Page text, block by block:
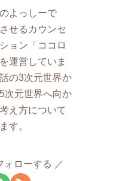
よっしーで
せるカウンセ
ョン「ココロ
運営していま
の3次元世界か
次元世界へ向か
え方について
す。
ォローする